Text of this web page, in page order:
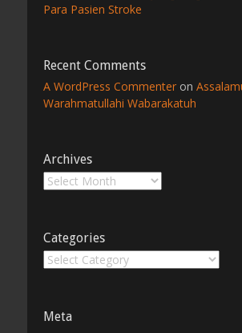
Para Pasien Stroke
Recent Comments
A WordPress Commenter on
Warahmatullahi Wabarakatuh
Archives
Archives
Categories
Categories
Meta